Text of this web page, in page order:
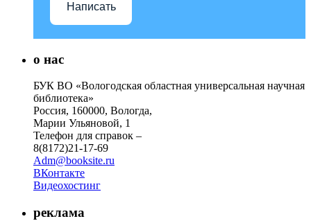
Написать
о нас
БУК ВО «Вологодская областная универсальная научная
библиотека»
Россия, 160000, Вологда,
Марии Ульяновой, 1
Телефон для справок –
8(8172)21-17-69
Adm@booksite.ru
ВКонтакте
Видеохостинг
реклама